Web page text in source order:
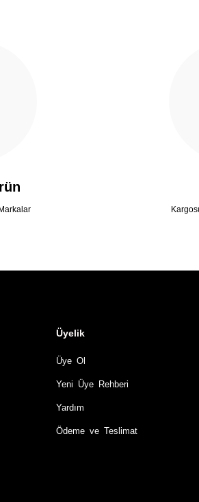
Üyelik
Üye Ol
Yeni Üye Rehberi
Yardım
Ödeme ve Teslimat